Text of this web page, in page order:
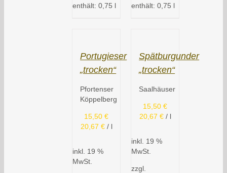
enthält: 0,75 l
enthält: 0,75 l
Portugieser
„trocken“
Pfortenser
Köppelberg
15,50€
20,67 €/ l
inkl. 19 %
MwSt.
Spätburgunder
„trocken“
Saalhäuser
15,50€
20,67 €/ l
inkl. 19 %
MwSt.
zzgl.